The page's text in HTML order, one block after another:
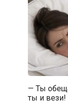
— Ты
ты и вези!